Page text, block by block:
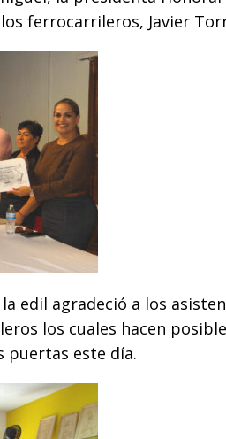
ferrocarrileros, Javier
edil agradeció a los
los cuales hacen
puertas este día.